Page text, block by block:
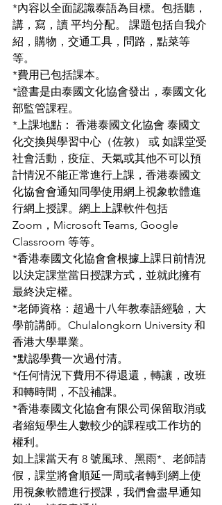
*內容以全面認識泰語為目標。包括聽，
講，寫，讀 平均分配。 課題包括自我介
紹，購物，交通工具，問路，點菜等
等。
*費用已包括課本。
*證書是由泰國文化協會發出，泰國文化
部監管課程。
*上課地點： 香港泰國文化協會 泰國文
化交換與學習中心（佐敦） 或 如課堂受
社會活動，疫症、天氣或其他不可以預
計情況不能正常進行上課，香港泰國文
化協會會通知同學使用網上視象軟體進
行網上授課。網上上課軟件包括
Zoom，Microsoft Teams, Google
Classroom 等等。
*香港泰國文化協會會根據上課日前情況
以決定課堂當日授課方式，並就此擁有
最終決定權。
*老師資格：超過十八年教泰語經驗，大
學前講師。Chulalongkorn University 和
香港大學畢業。
*默認學費一次過付清。
*任何情況下費用不得退還，轉讓，改班
和轉時間，不設補課。
*香港泰國文化協會有限公司保留取消或
者縮短學生人數較少的課程或工作坊的
權利。
如上課當天有 8 號風球、黑雨*、老師請
假，課堂將會順延一周或者轉到網上使
用視象軟體進行授課，我們會盡早通知